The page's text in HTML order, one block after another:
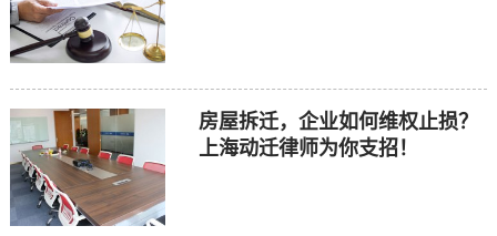
房屋拆迁，企业如何维权止损？
上海动迁律师为你支招！